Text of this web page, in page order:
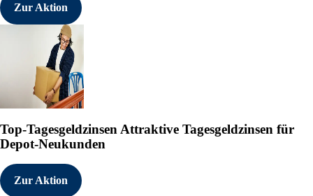
Zur Aktion
Top-Tagesgeldzinsen Attraktive Tagesgeldzinsen für
Depot-Neukunden
Zur Aktion